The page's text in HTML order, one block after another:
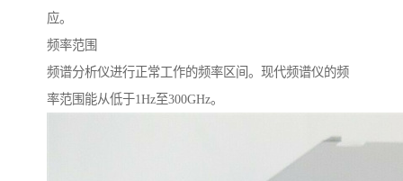
应。
频率范围
频谱分析仪进行正常工作的频率区间。现代频谱仪的频
率范围能从低于1Hz至300GHz。